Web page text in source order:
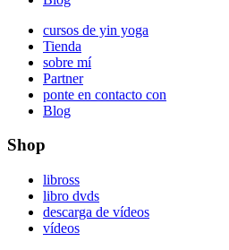
cursos de yin yoga
Tienda
sobre mí
Partner
ponte en contacto con
Blog
Shop
libross
libro dvds
descarga de vídeos
vídeos